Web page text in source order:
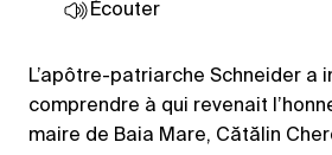
Écouter
L’apôtre-patriarche Schneider a
comprendre à qui revenait
maire de Baia Mare, Cătălin